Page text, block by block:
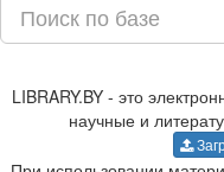
LIBRARY.BY - это
научные и